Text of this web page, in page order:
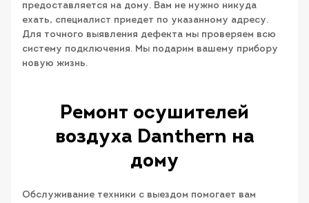
предоставляется на дому. Вам не нужно никуда
ехать, специалист приедет по указанному адресу.
Для точного выявления дефекта мы проверяем всю
систему подключения. Мы подарим вашему прибору
новую жизнь.
Ремонт осушителей
воздуха Danthern на
дому
Обслуживание техники с выездом помогает вам